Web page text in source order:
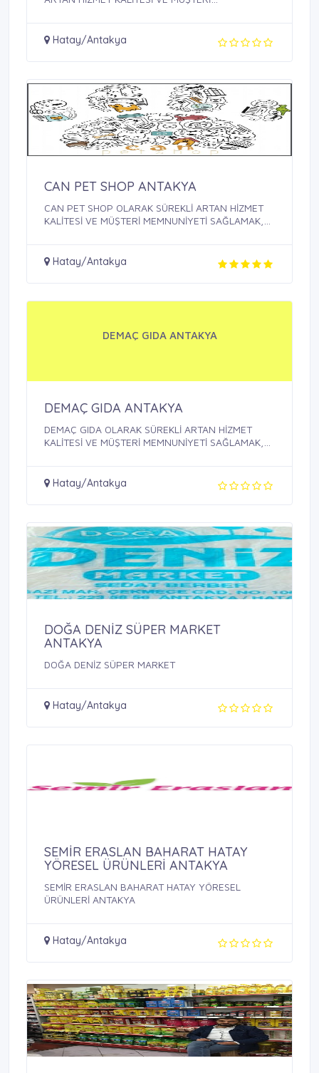
Hatay/Antakya
CAN PET SHOP ANTAKYA
CAN PET SHOP OLARAK SÜREKLİ ARTAN HİZMET
KALİTESİ VE MÜŞTERİ MEMNUNİYETİ SAĞLAMAK,
Hatay/Antakya
DEMAÇ GIDA ANTAKYA
DEMAÇ GIDA ANTAKYA
DEMAÇ GIDA OLARAK SÜREKLİ ARTAN HİZMET
KALİTESİ VE MÜŞTERİ MEMNUNİYETİ SAĞLAMAK,
Hatay/Antakya
DOĞA DENİZ SÜPER MARKET
ANTAKYA
DOĞA DENİZ SÜPER MARKET
Hatay/Antakya
SEMİR ERASLAN BAHARAT HATAY
YÖRESEL ÜRÜNLERİ ANTAKYA
SEMİR ERASLAN BAHARAT HATAY YÖRESEL
ÜRÜNLERİ ANTAKYA
Hatay/Antakya